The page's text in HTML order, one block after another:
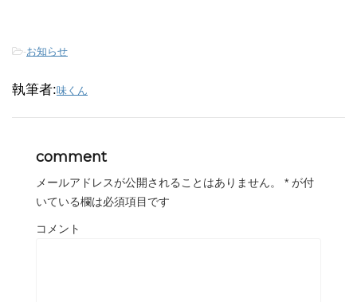
-お知らせ
執筆者:味くん
comment
メールアドレスが公開されることはありません。 * が付
いている欄は必須項目です
コメント